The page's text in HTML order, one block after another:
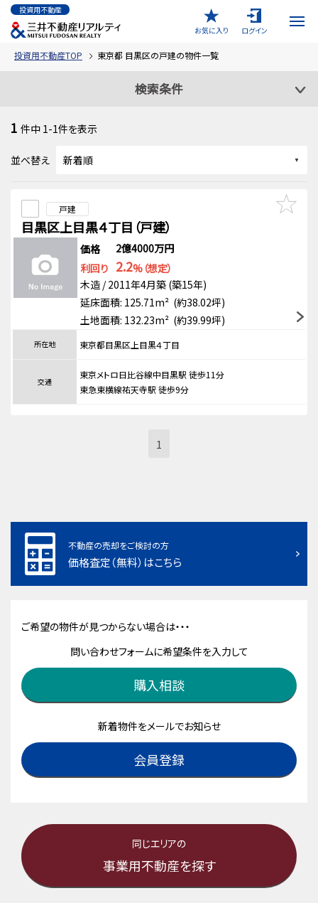
投資用不動産
お気に入り
ログイン
投資用不動産TOP 東京都 目黒区の戸建の物件一覧
検索条件
1 件中 1-1件を表示
並べ替え
戸建
目黒区上目黒４丁目（戸建）
価格
2億4000万円
利回り 2.2%（想定）
木造 / 2011年4月築 (築15年)
延床面積: 125.71m² (約38.02坪)
土地面積: 132.23m² (約39.99坪)
所在地 東京都目黒区上目黒４丁目
交通
東京メトロ日比谷線中目黒駅 徒歩11分
東急東横線祐天寺駅 徒歩9分
1
不動産の売却をご検討の方
価格査定（無料）はこちら
ご希望の物件が見つからない場合は・・・
問い合わせフォームに希望条件を入力して
購入相談
新着物件をメールでお知らせ
会員登録
同じエリアの
事業用不動産を探す